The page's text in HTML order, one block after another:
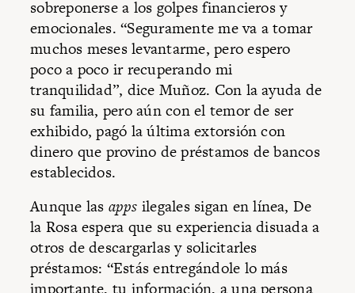
sobreponerse a los golpes financieros y
emocionales. “Seguramente me va a tomar
muchos meses levantarme, pero espero
poco a poco ir recuperando mi
tranquilidad”, dice Muñoz. Con la ayuda de
su familia, pero aún con el temor de ser
exhibido, pagó la última extorsión con
dinero que provino de préstamos de bancos
establecidos.
Aunque las apps ilegales sigan en línea, De
la Rosa espera que su experiencia disuada a
otros de descargarlas y solicitarles
préstamos: “Estás entregándole lo más